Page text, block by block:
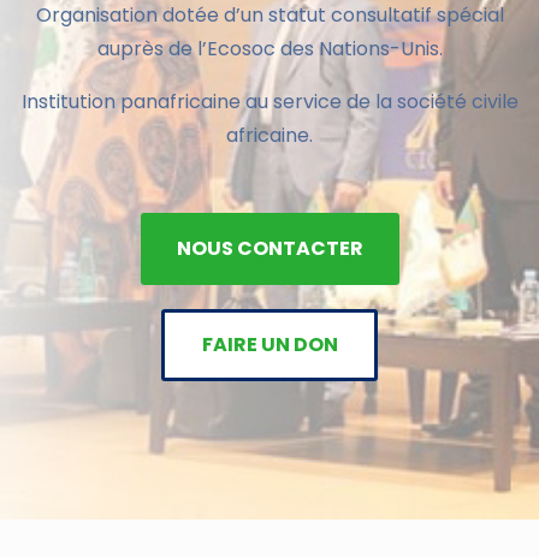
Organisation dotée d’un statut consultatifspécial
auprès de l’Ecosoc des Nations-Unis.
Institution panafricaine au service de la société civile
africaine.
NOUS CONTACTER
FAIRE UN DON